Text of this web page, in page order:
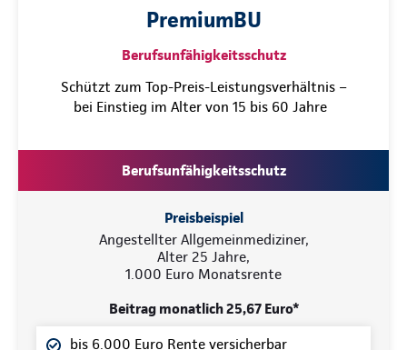
PremiumBU
Berufsunfähigkeitsschutz
Schützt zum Top-Preis-Leistungsverhältnis –
bei Einstieg im Alter von 15 bis 60 Jahre
Berufsunfähigkeitsschutz
Preisbeispiel
Angestellter Allgemeinmediziner,
Alter 25 Jahre,
1.000 Euro Monatsrente
Beitrag monatlich 25,67 Euro*
bis 6.000 Euro Rente versicherbar